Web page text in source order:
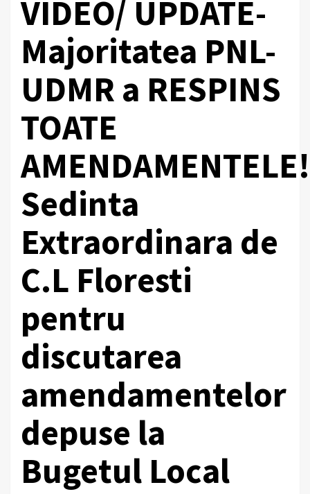
VIDEO/ UPDATE-
Majoritatea PNL-
UDMR a RESPINS
TOATE
Sedinta
Extraordinara de
C.L Floresti
pentru
discutarea
amendamentelor
depuse la
Bugetul Local